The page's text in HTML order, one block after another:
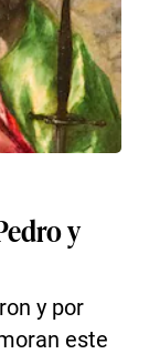
y
y por
este